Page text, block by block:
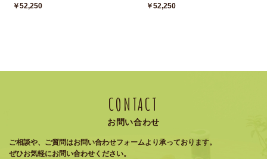
￥52,250
￥52,250
CONTACT
お問い合わせ
ご相談や、ご質問はお問い合わせフォームより承っております。
ぜひお気軽にお問い合わせください。